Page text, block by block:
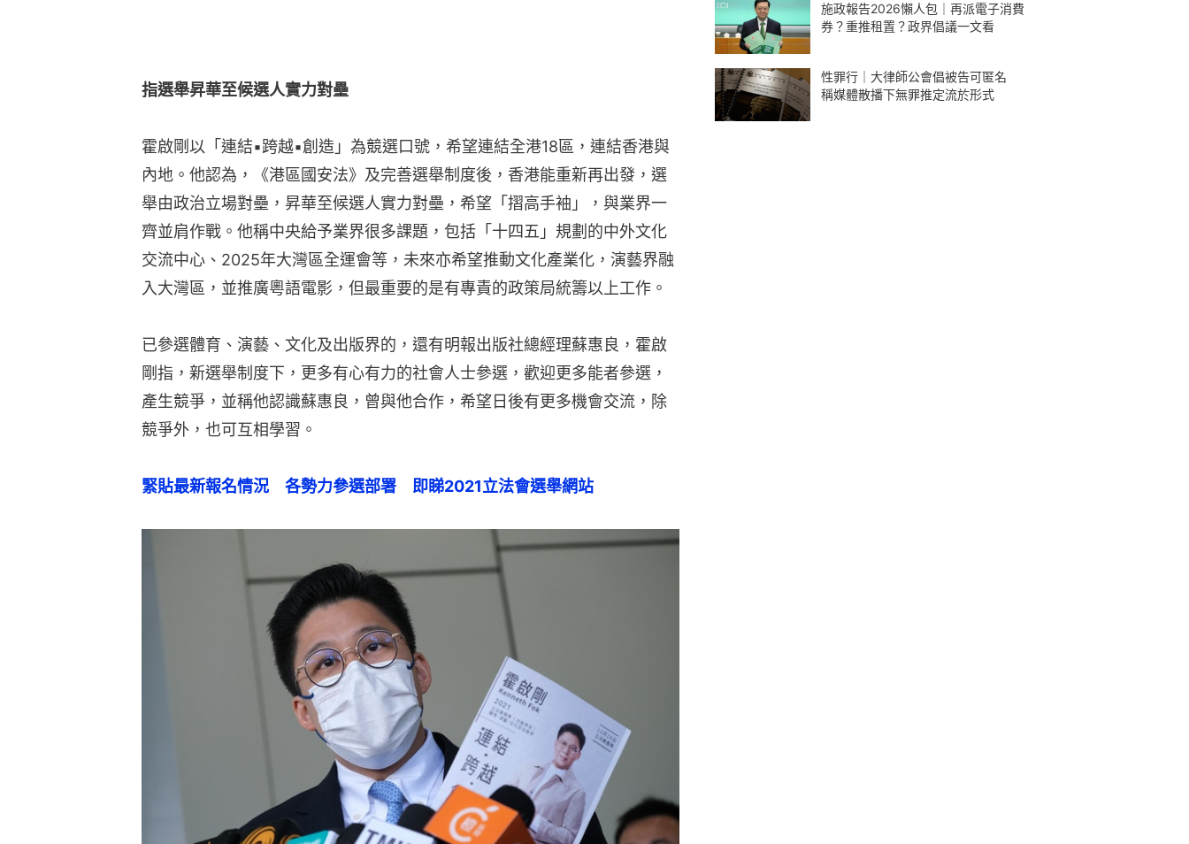
指選舉昇華至候選人實力對壘
霍啟剛以「連結▪跨越▪創造」為競選口號，希望連結全港18區，連結香港與
內地。他認為，《港區國安法》及完善選舉制度後，香港能重新再出發，選
舉由政治立場對壘，昇華至候選人實力對壘，希望「摺高手袖」，與業界一
齊並肩作戰。他稱中央給予業界很多課題，包括「十四五」規劃的中外文化
交流中心、2025年大灣區全運會等，未來亦希望推動文化產業化，演藝界融
入大灣區，並推廣粵語電影，但最重要的是有專責的政策局統籌以上工作。
已參選體育、演藝、文化及出版界的，還有明報出版社總經理蘇惠良，霍啟
剛指，新選舉制度下，更多有心有力的社會人士參選，歡迎更多能者參選，
產生競爭，並稱他認識蘇惠良，曾與他合作，希望日後有更多機會交流，除
競爭外，也可互相學習。
緊貼最新報名情況　各勢力參選部署　即睇2021立法會選舉網站
施政報告2026懶人包｜再派電子消費
券？重推租置？政界倡議一文看
性罪行｜大律師公會倡被告可匿名
稱媒體散播下無罪推定流於形式